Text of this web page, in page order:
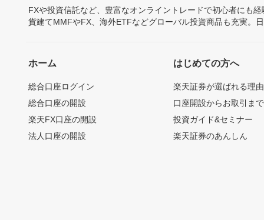
FXや投資信託など、豊富なオンライントレードで初心者にも
貨建てMMFやFX、海外ETFなどグローバル投資商品も充実。
ホーム
総合口座ログイン
総合口座の開設
楽天FX口座の開設
法人口座の開設
はじめての方へ
楽天証券が選ばれる理由
口座開設からお取引ま
投資ガイド&セミナー
楽天証券のあんしん